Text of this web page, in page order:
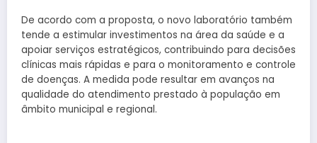
De acordo com a proposta, o novo laboratório também
tende a estimular investimentos na área da saúde e a
apoiar serviços estratégicos, contribuindo para decisões
clínicas mais rápidas e para o monitoramento e controle
de doenças. A medida pode resultar em avanços na
qualidade do atendimento prestado à população em
âmbito municipal e regional.